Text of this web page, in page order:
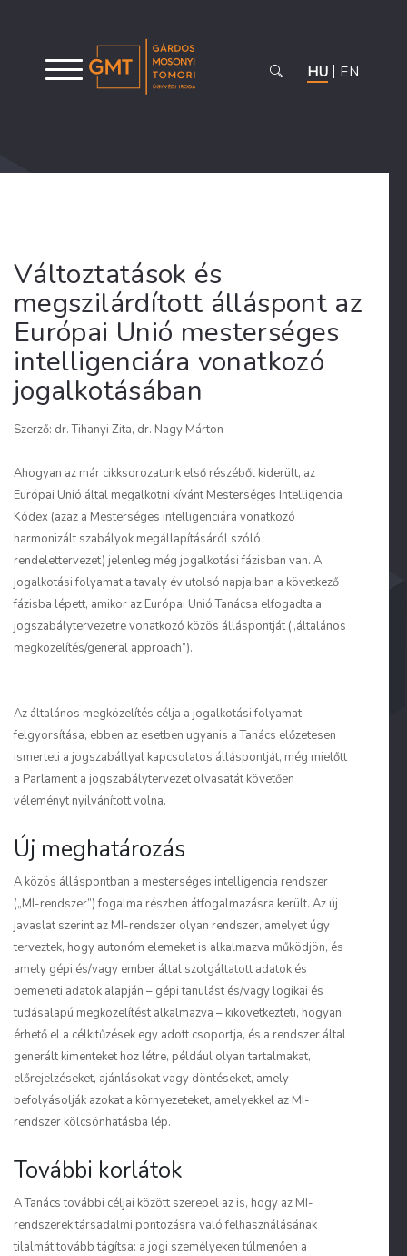
HU EN
Változtatások és
megszilárdított álláspont az
Európai Unió mesterséges
intelligenciára vonatkozó
jogalkotásában
Szerző: dr. Tihanyi Zita, dr. Nagy Márton
Ahogyan az már cikksorozatunk első részéből kiderült, az
Európai Unió által megalkotni kívánt Mesterséges Intelligencia
Kódex (azaz a Mesterséges intelligenciára vonatkozó
harmonizált szabályok megállapításáról szóló
rendelettervezet) jelenleg még jogalkotási fázisban van. A
jogalkotási folyamat a tavaly év utolsó napjaiban a következő
fázisba lépett, amikor az Európai Unió Tanácsa elfogadta a
jogszabálytervezetre vonatkozó közös álláspontját („általános
megközelítés/general approach”).
Az általános megközelítés célja a jogalkotási folyamat
felgyorsítása, ebben az esetben ugyanis a Tanács előzetesen
ismerteti a jogszabállyal kapcsolatos álláspontját, még mielőtt
a Parlament a jogszabálytervezet olvasatát követően
véleményt nyilvánított volna.
Új meghatározás
A közös álláspontban a mesterséges intelligencia rendszer
(„MI-rendszer”) fogalma részben átfogalmazásra került. Az új
javaslat szerint az MI-rendszer olyan rendszer, amelyet úgy
terveztek, hogy autonóm elemeket is alkalmazva működjön, és
amely gépi és/vagy ember által szolgáltatott adatok és
bemeneti adatok alapján – gépi tanulást és/vagy logikai és
tudásalapú megközelítést alkalmazva – kikövetkezteti, hogyan
érhető el a célkitűzések egy adott csoportja, és a rendszer által
generált kimenteket hoz létre, például olyan tartalmakat,
előrejelzéseket, ajánlásokat vagy döntéseket, amely
befolyásolják azokat a környezeteket, amelyekkel az MI-
rendszer kölcsönhatásba lép.
További korlátok
A Tanács további céljai között szerepel az is, hogy az MI-
rendszerek társadalmi pontozásra való felhasználásának
tilalmát tovább tágítsa: a jogi személyeken túlmenően a